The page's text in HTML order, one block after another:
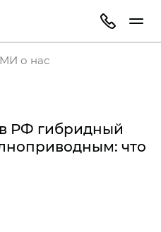
о нас
РФ гибридный
что